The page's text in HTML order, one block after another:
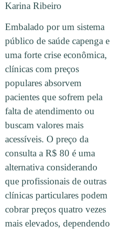
Karina Ribeiro
Embalado por um sistema
público de saúde capenga e
uma forte crise econômica,
clínicas com preços
populares absorvem
pacientes que sofrem pela
falta de atendimento ou
buscam valores mais
acessíveis. O preço da
consulta a R$ 80 é uma
alternativa considerando
que profissionais de outras
clínicas particulares podem
cobrar preços quatro vezes
mais elevados, dependendo